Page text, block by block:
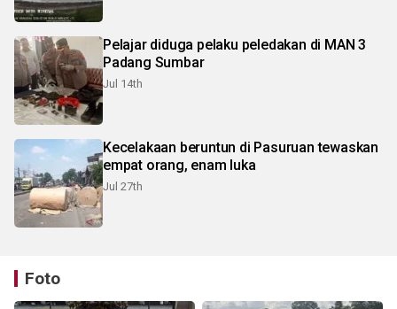
Pelajar diduga pelaku peledakan di MAN 3
Padang Sumbar
Jul 14th
Kecelakaan beruntun di Pasuruan tewaskan
empat orang, enam luka
Jul 27th
Foto